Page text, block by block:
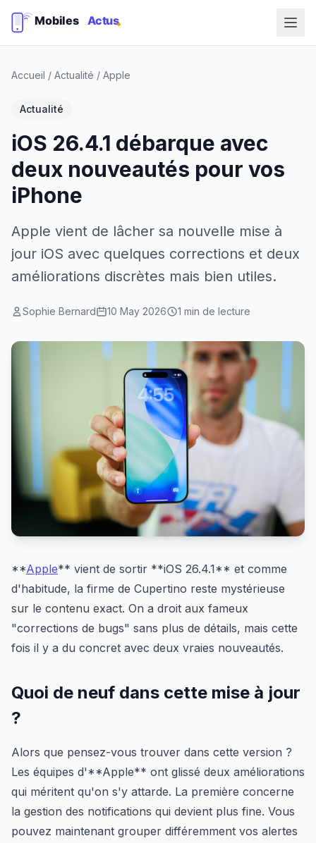
Accueil / Actualité / Apple
Actualité
iOS 26.4.1 débarque avec
deux nouveautés pour vos
iPhone
Apple vient de lâcher sa nouvelle mise à
jour iOS avec quelques corrections et deux
améliorations discrètes mais bien utiles.
Sophie Bernard 10 May 2026 1 min de lecture
**Apple** vient de sortir **iOS 26.4.1** et comme
d'habitude, la firme de Cupertino reste mystérieuse
sur le contenu exact. On a droit aux fameux
"corrections de bugs" sans plus de détails, mais cette
fois il y a du concret avec deux vraies nouveautés.
Quoi de neuf dans cette mise à jour
?
Alors que pensez-vous trouver dans cette version ?
Les équipes d'**Apple** ont glissé deux améliorations
qui méritent qu'on s'y attarde. La première concerne
la gestion des notifications qui devient plus fine. Vous
pouvez maintenant grouper différemment vos alertes